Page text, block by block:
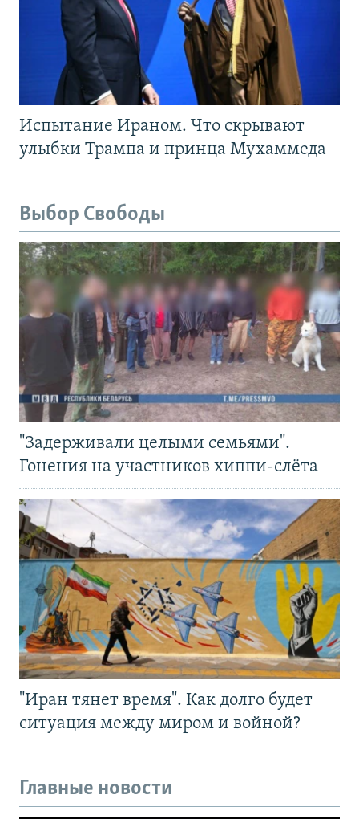
Испытание Ираном. Что скрывают
улыбки Трампа и принца Мухаммеда
Выбор Свободы
"Задерживали целыми семьями".
Гонения на участников хиппи-слёта
"Иран тянет время". Как долго будет
ситуация между миром и войной?
Главные новости